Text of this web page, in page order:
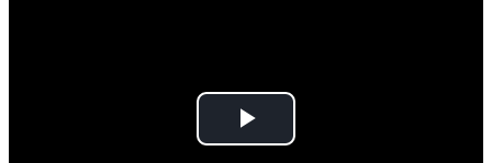
Play